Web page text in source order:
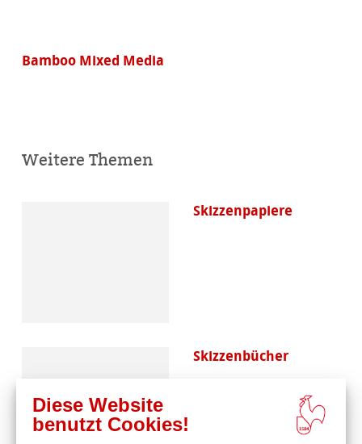
Bamboo Mixed Media
Weitere Themen
Skizzenpapiere
Skizzenbücher
Diese Website
benutzt Cookies!